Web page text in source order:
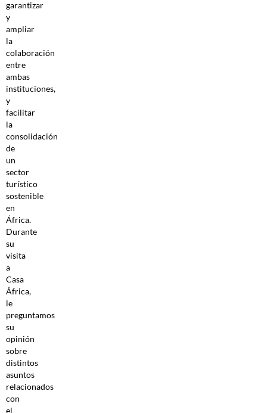
garantizar
y
ampliar
la
colaboración
entre
ambas
instituciones,
y
facilitar
la
consolidación
de
un
sector
turístico
sostenible
en
África.
Durante
su
visita
a
Casa
África,
le
preguntamos
su
opinión
sobre
distintos
asuntos
relacionados
con
el